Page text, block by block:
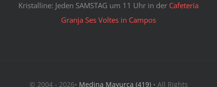
Kristalline: Jeden SAMSTAG um 11 Uhr in der Cafetería
Granja Ses Voltes in Campos
© 2004 - 2026• Medina Mayurca (419)• All Rights